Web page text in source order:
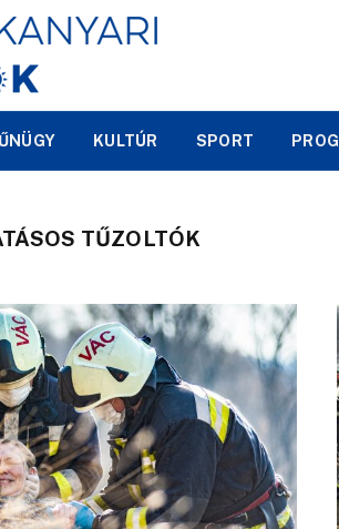
KULTÚR SPORT
TŰZOLTÓK